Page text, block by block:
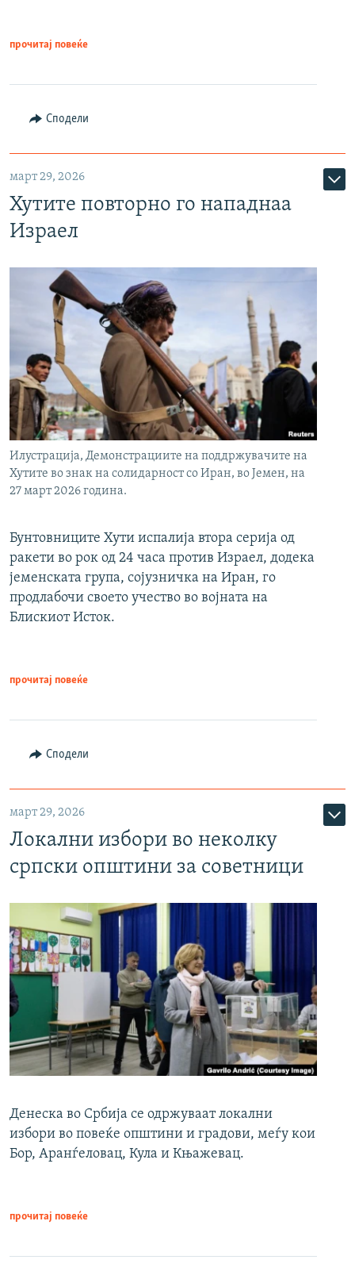
прочитај повеќе
Сподели
март 29, 2026
Хутите повторно го нападнаа
Израел
Илустрација, Демонстрациите на поддржувачите на
Хутите во знак на солидарност со Иран, во Јемен, на
27 март 2026 година.
Бунтовниците Хути испалија втора серија од
ракети во рок од 24 часа против Израел, додека
јеменската група, сојузничка на Иран, го
продлабочи своето учество во војната на
Блискиот Исток.
прочитај повеќе
Сподели
март 29, 2026
Локални избори во неколку
српски општини за советници
Денеска во Србија се одржуваат локални
избори во повеќе општини и градови, меѓу кои
Бор, Аранѓеловац, Кула и Књажевац.
прочитај повеќе